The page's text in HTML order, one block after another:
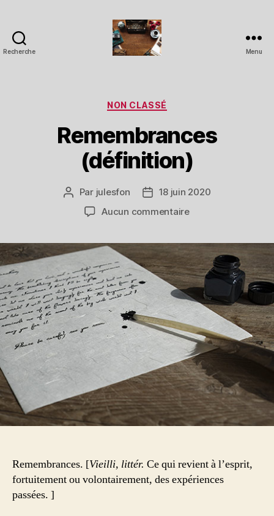
Recherche Menu
Catégories
NON CLASSÉ
Remembrances
(définition)
Auteur
l’article
Par julesfon
Date18 juin 2020
Aucun commentairesur
Remembrances. [Vieilli, littér. Ce qui revient à l’esprit,
fortuitement ou volontairement, des expériences
passées. ]